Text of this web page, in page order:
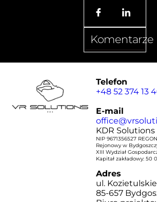
Komentarze
Telefon
+48 52 374 13
E-mail
KDR Solutions
NIP 9671356527
Rejonowy w
XIII Wydział
Kapitał zakładowy: 50
Adres
ul.
85-657